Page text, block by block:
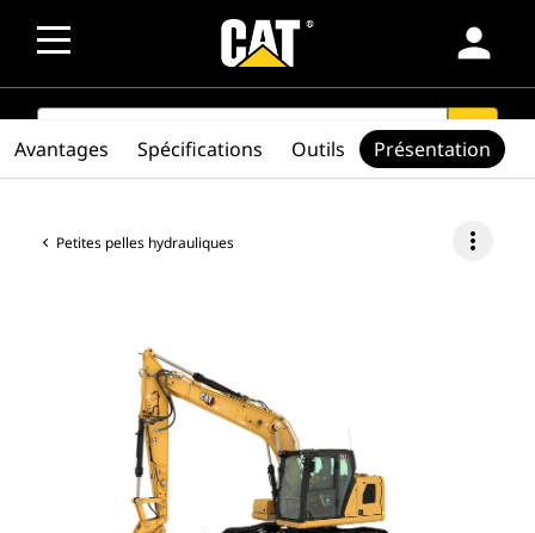
person
SEARCH search
Petites pelles hydrauliques more_vert
Avantages Spécifications Outils Présentation